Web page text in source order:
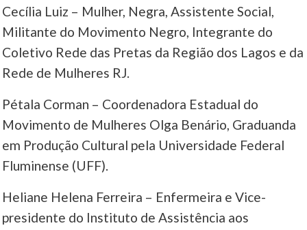
Cecília Luiz – Mulher, Negra, Assistente Social,
Militante do Movimento Negro, Integrante do
Coletivo Rede das Pretas da Região dos Lagos e da
Rede de Mulheres RJ.
Pétala Corman – Coordenadora Estadual do
Movimento de Mulheres Olga Benário, Graduanda
em Produção Cultural pela Universidade Federal
Fluminense (UFF).
Heliane Helena Ferreira – Enfermeira e Vice-
presidente do Instituto de Assistência aos